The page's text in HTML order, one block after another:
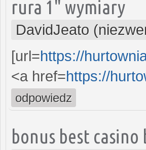
rura 1" wymiary
DavidJeato
[url=https://
<a href=https://
odpowiedz
bonus best casino